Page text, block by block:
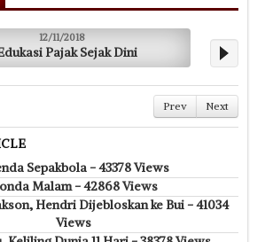
12/11/2018
Pajak Sejak Dini
Prev Next
Sepakbola - 43378 Views
Malam - 42868 Views
Hendri Dijebloskan ke Bui - 41034
Views